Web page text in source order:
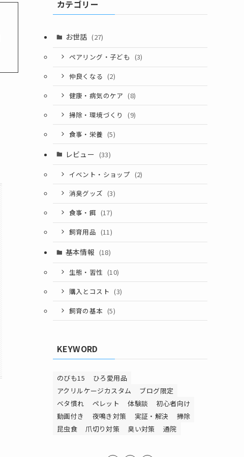
カテゴリー
お世話 (27)
ペアリング・子ども (3)
仲良くなる (2)
健康・病気のケア (8)
掃除・環境づくり
(9)
食事・栄養 (5)
レビュー (33)
イベント・ショップ (2)
消臭グッズ (3)
食事・餌 (17)
飼育用品 (11)
基本情報 (18)
生態・習性 (10)
購入とコスト (3)
飼育の基本 (5)
KEYWORD
のびも15
ひろ愛用品
アクリルケージカスタム
ブログ限定
ベタ慣れ
ペレット 体験談
初心者向け
動画付き
夜鳴き対策 実証・解決
掃除
昆虫食
爪切り対策 臭い対策 通院